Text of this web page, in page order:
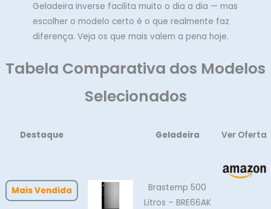
Geladeira inverse facilita muito o dia a dia — mas
escolher o modelo certo é o que realmente faz
diferença. Veja os que mais valem a pena hoje.
Tabela Comparativa dos Modelos
Selecionados
Destaque Geladeira Ver Oferta
Mais Vendida
Brastemp 500
Litros – BRE66AK